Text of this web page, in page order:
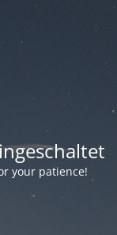
your patience!